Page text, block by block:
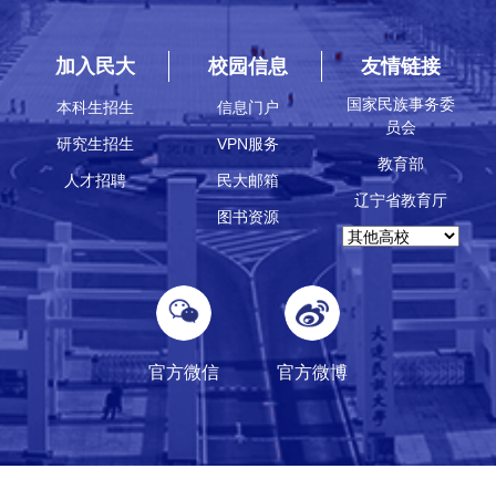
加入民大
本科生招生
研究生招生
人才招聘
校园信息
信息门户
VPN服务
民大邮箱
图书资源
友情链接
国家民族事务委
员会
教育部
辽宁省教育厅
官方微信 官方微博